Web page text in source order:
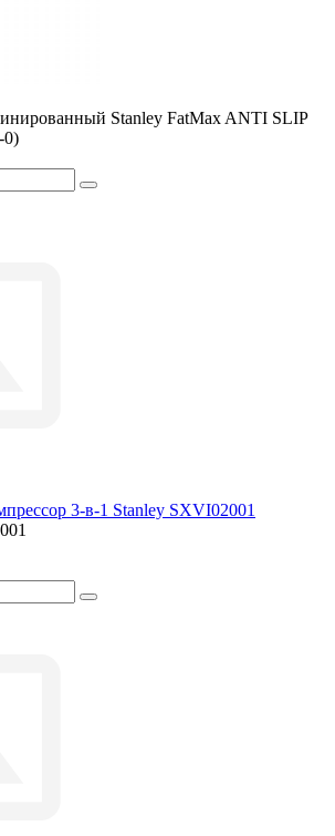
Stanley FatMax ANTI SLIP
0)
3-в-1 Stanley SXVI02001